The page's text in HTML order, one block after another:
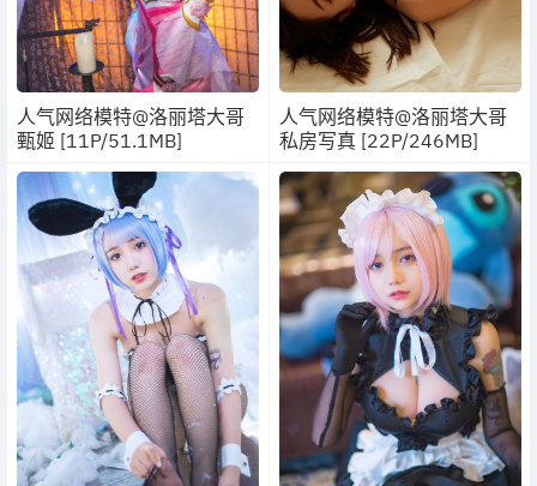
人气网络模特@洛丽塔大哥
甄姬 [11P/51.1MB]
人气网络模特@洛丽塔大哥
私房写真 [22P/246MB]